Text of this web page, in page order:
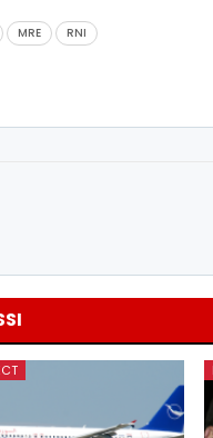
MRE RNI